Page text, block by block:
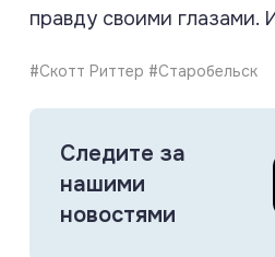
правду своими глазами.
#Скотт Риттер #Старобельск
Следите за
нашими
новостями